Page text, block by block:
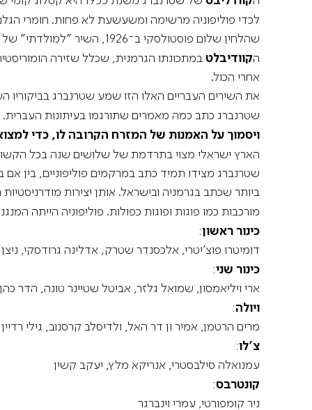
לכדי פוליפוניה מרשימה ומשעשעת לא פחות. חומרי
הקוודיבלט במתכונתו הגרמנית, שכלל שזירה
אחרי הכול.
שטרנברג כתב כמה מאמרים שתורגמו בעיתונות העברית. ב־1927 למשל
ויסמוך על האמנות של המזרח הקרובה לו, כדי
הארץ ישראלי מצוי בתרדמת של שלושים שנה בכל
שטרנברג מצידו תמיד כתב במרקמים פוליפוניים, בין אם
ביותר שכתב בגרמניה ובישראל. אותן יצירות
מורכבות כמו פוגות ופוגות כפולות. פוליפוניה הייתה
כינור ראשון:
דומיטרו פוצ'יטרי, אלכסנדר שטרק, אדלינה גרודסקי,
כינור שני:
ארי ויליאמסון, שמואל גלזר, אביטל שטיינר טונה, הדר כהן
ויולה:
מרים הרטמן, אמיר ון דר האל, ולדיסלב קרסנוב, גילי
צ'לו:
עמנואלה סילבסטרי, אנריקא מלץ, יעקב קשין
קונטרבס:
ניר קומפורטי, עמרי וינברגר